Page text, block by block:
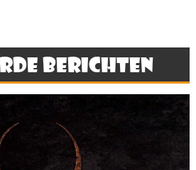
berichten